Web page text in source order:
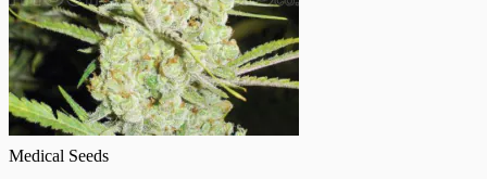
Medical Seeds